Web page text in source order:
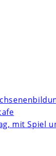
mit Spiel